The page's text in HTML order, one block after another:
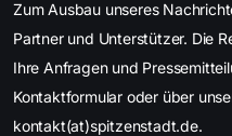
Zum Ausbau unseres
Partner und Unterstützer. Die
Ihre Anfragen und
Kontaktformular oder über
kontakt(at)spitzenstadt.de.